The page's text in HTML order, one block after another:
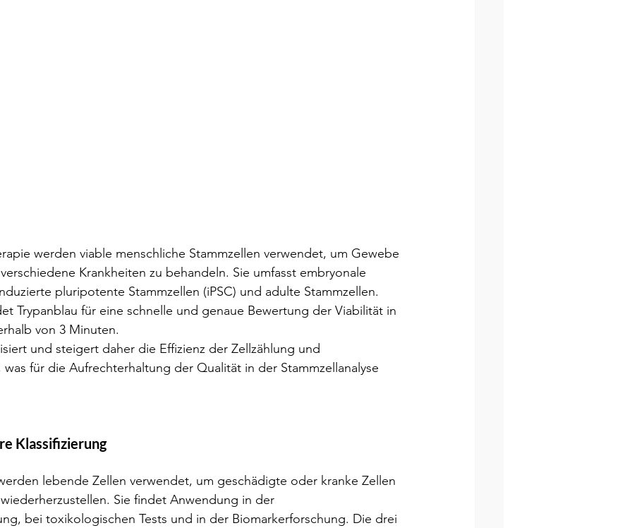
werden viable menschliche Stammzellen verwendet, um Gewebe
Krankheiten zu behandeln. Sie umfasst embryonale
pluripotente Stammzellen (iPSC) und adulte Stammzellen.
Trypanblau für eine schnelle und genaue Bewertung der Viabilität in
von 3 Minuten.
und steigert daher die Effizienz der Zellzählung und
für die Aufrechterhaltung der Qualität in der Stammzellanalyse
Klassifizierung
lebende Zellen verwendet, um geschädigte oder kranke Zellen
Sie findet Anwendung in der
bei toxikologischen Tests und in der Biomarkerforschung. Die drei